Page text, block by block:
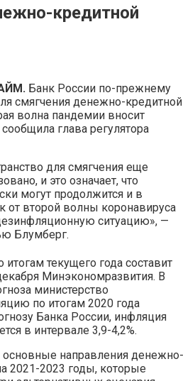
кредитной
Банк России по-прежнему
смягчения денежно-кредитной
волна пандемии вносит
глава регулятора
для смягчения еще
и это означает, что
могут продолжится и в
от второй волны коронавируса
ситуацию», —
Блумберг.
текущего года составит
Минэкономразвития. В
министерство
по итогам 2020 года
Банка России, инфляция
в интервале 3,9-4,2%.
направления денежно-
2021-2023 годы, которые